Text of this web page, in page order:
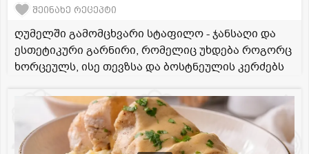
შეინახე რეცეპტი
ღუმელში გამომცხვარი სტაფილო - ჯანსაღი და
ესთეტიკური გარნირი, რომელიც უხდება როგორც
ხორცეულს, ისე თევზსა და ბოსტნეულის კერძებს